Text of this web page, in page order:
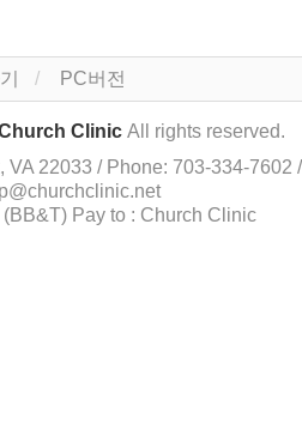
PC버전
Clinic All rights reserved.
22033 / Phone: 703-334-7602 /
Pay to : Church Clinic